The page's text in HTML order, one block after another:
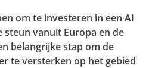
om te investeren in een AI
steun vanuit Europa en de
belangrijke stap om de
te versterken op het gebied